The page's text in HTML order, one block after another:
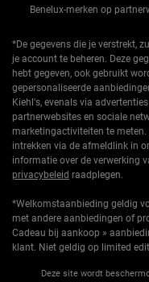
Benelux-merken op
*De gegevens die je verstrekt,
je account te beheren. Deze
hebt gegeven, ook gebruikt
gepersonaliseerde
Kiehl's, evenals via
partnerwebsites en sociale
marketingactiviteiten te
intrekken via de afmeldlink in
informatie over de verwerking
privacybeleid raadplegen.
*Welkomstaanbieding geldig
met andere aanbiedingen of
Cadeau bij aankoop »
klant. Niet geldig op limited
Deze site wordt